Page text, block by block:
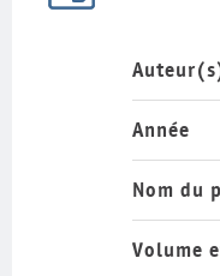
Année
Nom du
Volume